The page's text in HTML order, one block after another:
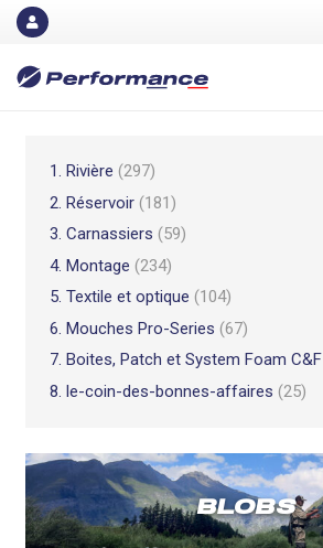
1. Rivière (297)
2. Réservoir (181)
3. Carnassiers (59)
4. Montage (234)
5. Textile et optique (104)
6. Mouches Pro-Series (67)
7. Boites, Patch et System Foam
8. le-coin-des-bonnes-affaires (25)
BLOBS